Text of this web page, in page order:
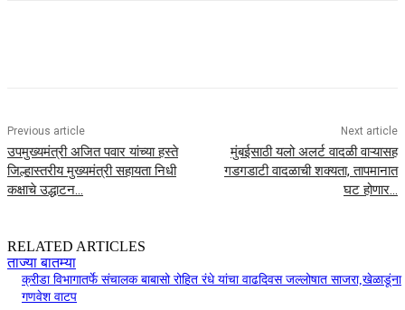
Previous article
उपमुख्यमंत्री अजित पवार यांच्या हस्ते
जिल्हास्तरीय मुख्यमंत्री सहायता निधी
कक्षाचे उद्धाटन…
Next article
मुंबईसाठी यलो अलर्ट वादळी वाऱ्यासह
गडगडाटी वादळाची शक्यता, तापमानात
घट होणार…
RELATED ARTICLES
ताज्या बातम्या
क्रीडा विभागातर्फे संचालक बाबासो रोहित रंधे यांचा वाढदिवस जल्लोषात साजरा,खेळाडूंना
गणवेश वाटप